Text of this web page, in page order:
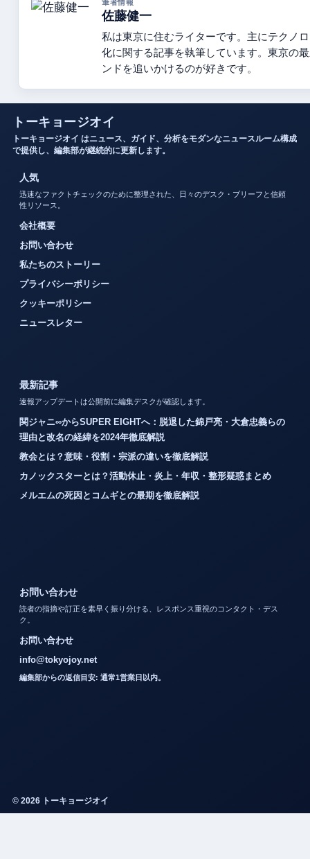
筆者情報
佐藤健一
私は東京に住むライターです。主にテクノ
化に関する記事を執筆しています。東京の
ンドを追いかけるのが好きです。
トーキョージオイ
トーキョージオイ はニュース、ガイド、分析をモダンなニュースルーム構成
で提供し、編集部が継続的に更新します。
人気
迅速なファクトチェックのために整理された、日々のデスク・ブリーフと信頼
性リソース。
会社概要
お問い合わせ
私たちのストーリー
プライバシーポリシー
クッキーポリシー
ニュースレター
最新記事
速報アップデートは公開前に編集デスクが確認します。
関ジャニ∞からSUPER EIGHTへ：脱退した錦戸亮・大倉忠義らの
理由と改名の経緯を2024年徹底解説
教会とは？意味・役割・宗派の違いを徹底解説
カノックスターとは？活動休止・炎上・年収・整形疑惑まとめ
メルエムの死因とコムギとの最期を徹底解説
お問い合わせ
読者の指摘や訂正を素早く振り分ける、レスポンス重視のコンタクト・デス
ク。
お問い合わせ
info@tokyojoy.net
編集部からの返信目安: 通常1営業日以内。
© 2026 トーキョージオイ